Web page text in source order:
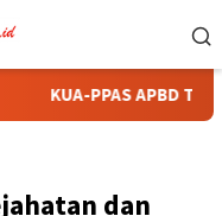
Disepakati, DPRD dan
dan